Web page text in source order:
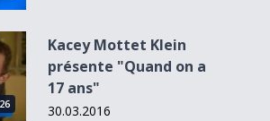
entrée en
et arrivé...
L'Actu du 07.11.13
- 19h00
&quot;Quand on a 17 ans&quot;
Kacey Mottet Klein
présente "Quand on a
17 ans"
30.03.2016